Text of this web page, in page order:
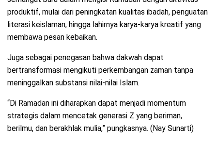
produktif, mulai dari peningkatan kualitas ibadah, penguatan
literasi keislaman, hingga lahirnya karya-karya kreatif yang
membawa pesan kebaikan.
Juga sebagai penegasan bahwa dakwah dapat
bertransformasi mengikuti perkembangan zaman tanpa
meninggalkan substansi nilai-nilai Islam.
“Di Ramadan ini diharapkan dapat menjadi momentum
strategis dalam mencetak generasi Z yang beriman,
berilmu, dan berakhlak mulia,” pungkasnya. (Nay Sunarti)